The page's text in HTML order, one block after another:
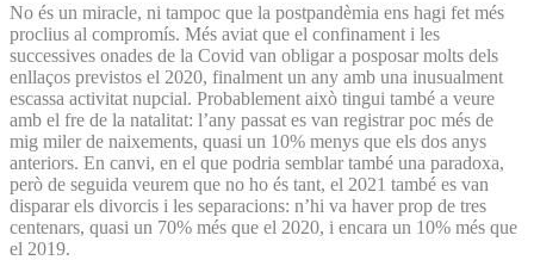
No és un miracle, ni tampoc que la postpandèmia ens hagi fet més
proclius al compromís. Més aviat que el confinament i les
successives onades de la Covid van obligar a posposar molts dels
enllaços previstos el 2020, finalment un any amb una inusualment
escassa activitat nupcial. Probablement això tingui també a veure
amb el fre de la natalitat: l’any passat es van registrar poc més de
mig miler de naixements, quasi un 10% menys que els dos anys
anteriors. En canvi, en el que podria semblar també una paradoxa,
però de seguida veurem que no ho és tant, el 2021 també es van
disparar els divorcis i les separacions: n’hi va haver prop de tres
centenars, quasi un 70% més que el 2020, i encara un 10% més que
el 2019.